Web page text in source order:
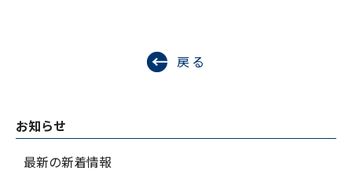
戻る
お知らせ
最新の新着情報